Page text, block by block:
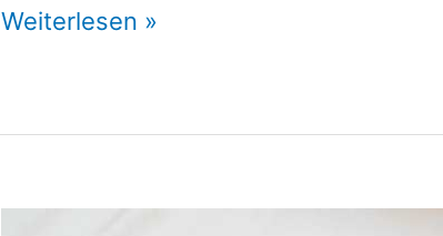
Sparplan
Weiterlesen »